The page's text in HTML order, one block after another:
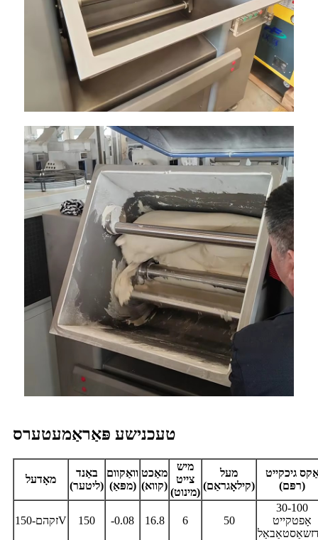
טעכנישע פּאַראַמעטערס
מאָדעל
באַנד
(ליטער)
וואַקוום
(מפּאַ)
מאַכט
(קווא)
מיש
צייט
(מינוט)
מעל
(קילאָגראַם)
גיכקייט
(רפּם)
זקהם-150V 150 -0.08 16.8 6 50
30-100
אָפטקייט